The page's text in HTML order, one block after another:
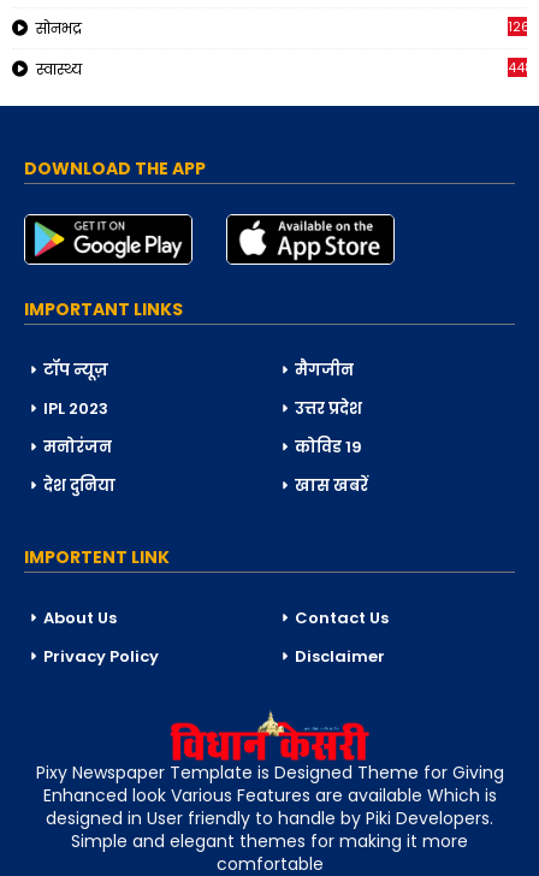
सोनभद्र 1265
स्वास्थ्य 448
DOWNLOAD THE APP
IMPORTANT LINKS
टॉप न्यूज़
मैगजीन
IPL 2023
उत्तर प्रदेश
मनोरंजन
कोविड 19
देश दुनिया
खास खबरें
IMPORTENT LINK
About Us
Contact Us
Privacy Policy
Disclaimer
Pixy Newspaper Template is Designed Theme for Giving
Enhanced look Various Features are available Which is
designed in User friendly to handle by Piki Developers.
Simple and elegant themes for making it more
comfortable